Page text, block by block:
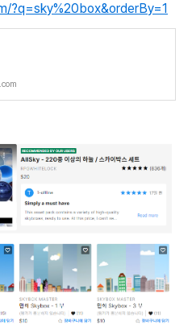
?q=sky%20box&orderBy=1